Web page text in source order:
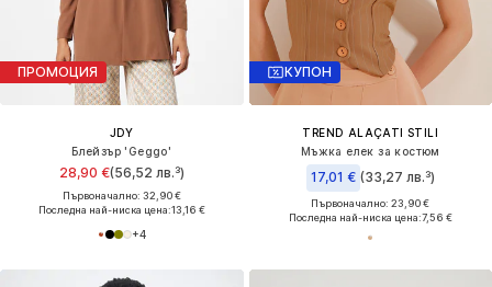
ПРОМОЦИЯ
JDY
Блейзър 'Geggo'
28,90 €(56,52 лв.³)
Първоначално: 32,90 €
Последна най-ниска цена:13,16 €
+4
КУПОН
TREND ALAÇATI STILI
Мъжка елек за костюм
17,01 € (33,27 лв.³)
Първоначално: 23,90 €
Последна най-ниска цена:7,56 €